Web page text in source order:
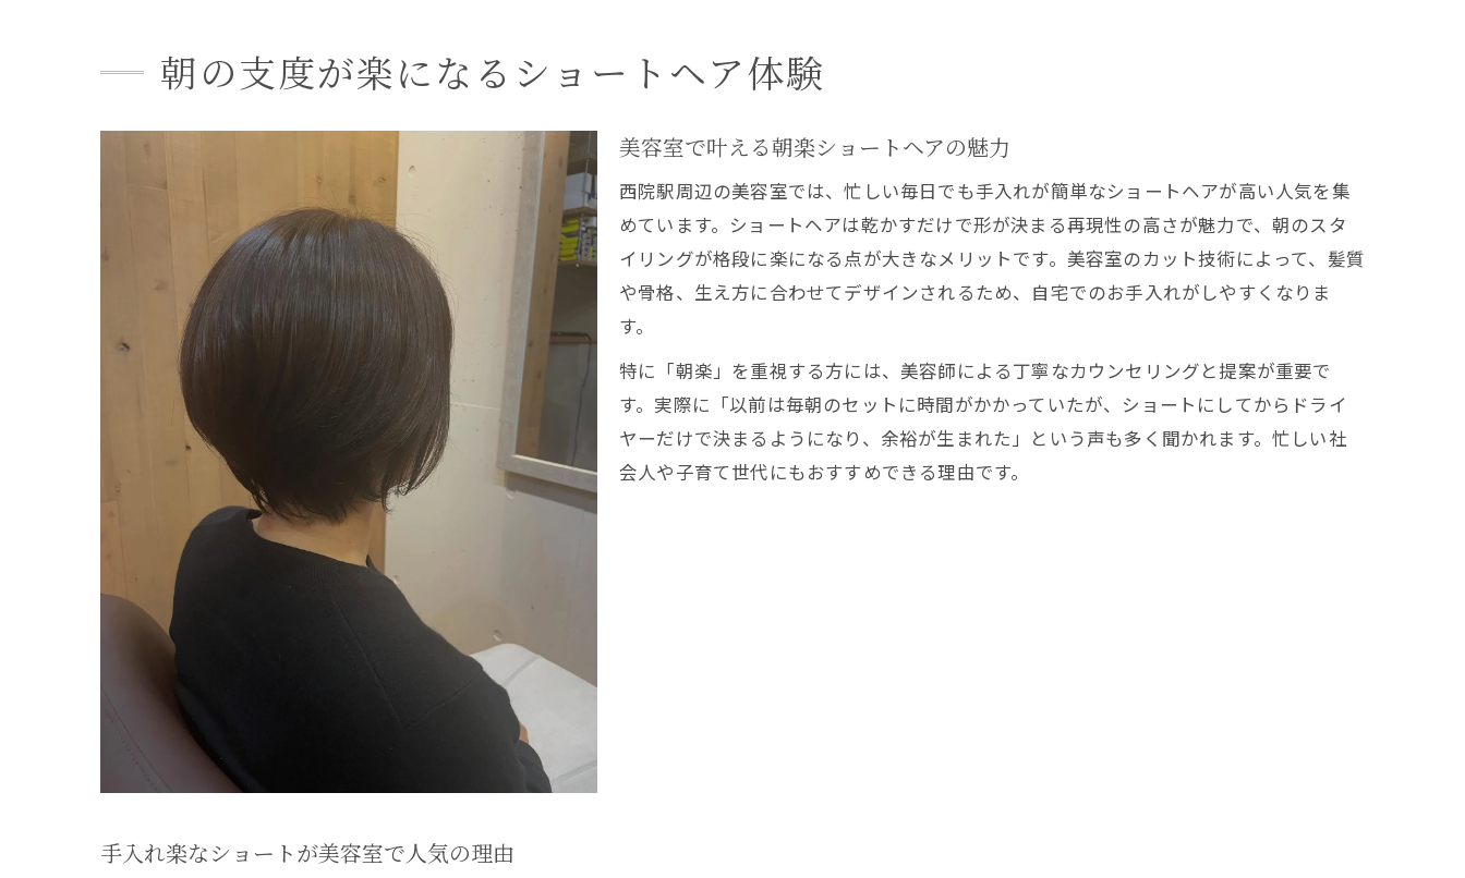
手入れ簡単なショートを美容室で叶えるポイント
美容室選びで差が出るショートの手入れ楽技術
美容室で提案される手間いらずショートの条件
髪質と骨格に合う美容室ショートの選び方
美容室ならではの乾かすだけで決まるショート
美容室ショートで実現する朝楽ケアの工夫
ショートの再現性を高める美容室の選び方
美容室選びで変わるショートの再現性の理由
再現性重視の美容室ショートで扱いやすさ実感
美容室ならではのショート再現テクニック解説
朝楽ショートに導く美容室のカウンセリング術
美容室のスタイリストが教える再現性アップ法
寝癖知らずの快適ショートへ導く秘訣
寝癖対策に効く美容室ショートのおすすめ法
美容室で実現する時短ショートスタイル術
美容室ショートで叶う時短スタイリングの極意
朝の支度が楽になるショートヘア体験
美容室で叶える朝楽ショートヘアの魅力
西院駅周辺の美容室では、忙しい毎日でも手入れが簡単なショートヘアが高い人気を集
めています。ショートヘアは乾かすだけで形が決まる再現性の高さが魅力で、朝のスタ
イリングが格段に楽になる点が大きなメリットです。美容室のカット技術によって、髪質
や骨格、生え方に合わせてデザインされるため、自宅でのお手入れがしやすくなりま
す。
特に「朝楽」を重視する方には、美容師による丁寧なカウンセリングと提案が重要で
す。実際に「以前は毎朝のセットに時間がかかっていたが、ショートにしてからドライ
ヤーだけで決まるようになり、余裕が生まれた」という声も多く聞かれます。忙しい社
会人や子育て世代にもおすすめできる理由です。
手入れ楽なショートが美容室で人気の理由